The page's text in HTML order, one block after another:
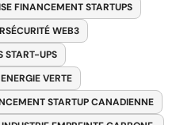
FINANCEMENT STARTUPS
WEB3
START-UPS
ENERGIE VERTE
STARTUP CANADIENNE